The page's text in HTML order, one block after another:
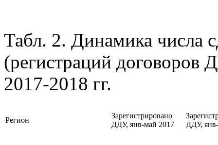
Табл. 2. Динамика числа
(регистраций договоров
2017-2018 гг.
Регион
Зарегистрировано
ДДУ, янв-май 2017
ДДУ,